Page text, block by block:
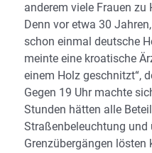
anderem viele Frauen zu
Denn vor etwa 30
schon einmal deutsche
meinte eine kroatische
einem Holz geschnitzt“,
Gegen 19 Uhr machte
Stunden hätten alle
Straßenbeleuchtung und
Grenzübergängen